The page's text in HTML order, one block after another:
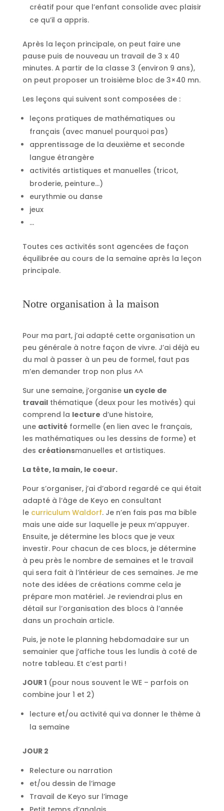
créatif pour que l’enfant consolide avec plaisir
ce qu’il a appris.
Après la leçon principale, on peut faire une
pause puis de nouveau un travail de 3 x 40
minutes. A partir de la classe 3 (environ 9 ans),
on peut proposer un troisième bloc de 3×40 mn.
Les leçons qui suivent sont composées de :
leçons pratiques de mathématiques ou
français (avec manuel pourquoi pas)
apprentissage de la deuxième et seconde
langue étrangère
activités artistiques et manuelles (tricot,
broderie, peinture…)
eurythmie ou danse
jeux
…
Toutes ces activités sont agencées de façon
équilibrée au cours de la semaine après la leçon
principale.
Notre organisation à la maison
Pour ma part, j’ai adapté cette organisation un
peu générale à notre façon de vivre. J’ai déjà eu
du mal à passer à un peu de formel, faut pas
m’en demander trop non plus ^^
Sur une semaine, j’organise un cycle de
travailthématique (deux pour les motivés) qui
comprend la lecture d’une histoire,
une activitéformelle (en lien avec le français,
les mathématiques ou les dessins de forme) et
des créationsmanuelles et artistiques.
La tête, la main, le coeur.
Pour s’organiser, j’ai d’abord regardé ce qui était
adapté à l’âge de Keyo en consultant
le curriculum Waldorf. Je n’en fais pas ma bible
mais une aide sur laquelle je peux m’appuyer.
Ensuite, je détermine les blocs que je veux
investir. Pour chacun de ces blocs, je détermine
à peu près le nombre de semaines et le travail
qui sera fait à l’intérieur de ces semaines. Je me
note des idées de créations comme cela je
prépare mon matériel. Je reviendrai plus en
détail sur l’organisation des blocs à l’année
dans un prochain article.
Puis, je note le planning hebdomadaire sur un
semainier que j’affiche tous les lundis à coté de
notre tableau. Et c’est parti !
JOUR 1(pour nous souvent le WE – parfois on
combine jour 1 et 2)
lecture et/ou activité qui va donner le thème à
la semaine
JOUR 2
Relecture ou narration
et/ou dessin de l’image
Travail de Keyo sur l’image